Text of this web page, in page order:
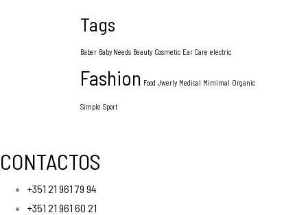
Tags
Baber Baby Needs Beauty Cosmetic Ear Care electric
Fashion Food Jwerly Medical Mimimal Organic
Simple Sport
CONTACTOS
+351 21 961 79 94
+351 21 961 60 21